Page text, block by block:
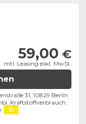
59,00 €
mtl. Leasing exkl. MwSt.
31, 10829 Berlin
Kraftstoffverbrauch:
D